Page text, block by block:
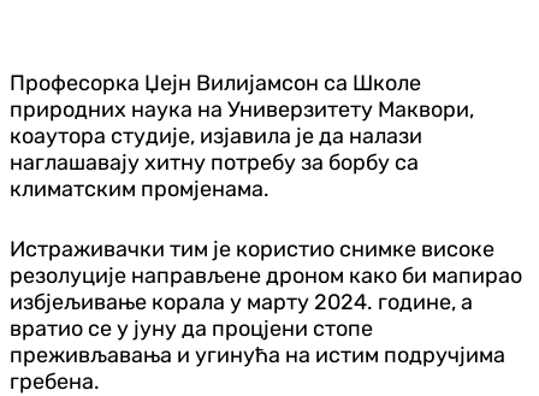
Професорка Џејн Вилијамсон са Школе
природних наука на Универзитету Маквори,
коаутора студије, изјавила је да налази
наглашавају хитну потребу за борбу са
климатским промјенама.
Истраживачки тим је користио снимке високе
резолуције направљене дроном како би мапирао
избјељивање корала у марту 2024. године, а
вратио се у јуну да процјени стопе
преживљавања и угинућа на истим подручјима
гребена.